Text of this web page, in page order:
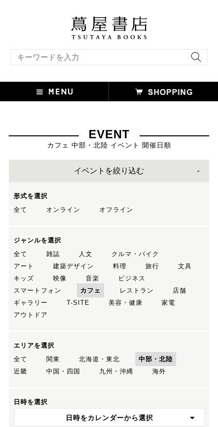
EVENT
カフェ 中部・北陸 イベント 開催日順
イベントを絞り込む
形式を選択
全て
オンライン オフライン
ジャンルを選択
全て
雑誌 人文
クルマ・バイク
アート
建築デザイン 料理 旅行
文具
キッズ
映像 音楽
ビジネス
スマートフォン
カフェ レストラン
店舗
ギャラリー
T-SITE 美容・健康
家電
アウトドア
エリアを選択
全て
関東 北海道・東北
中部・北陸
近畿
中国・四国 九州・沖縄 海外
日時を選択
日時をカレンダーから選択